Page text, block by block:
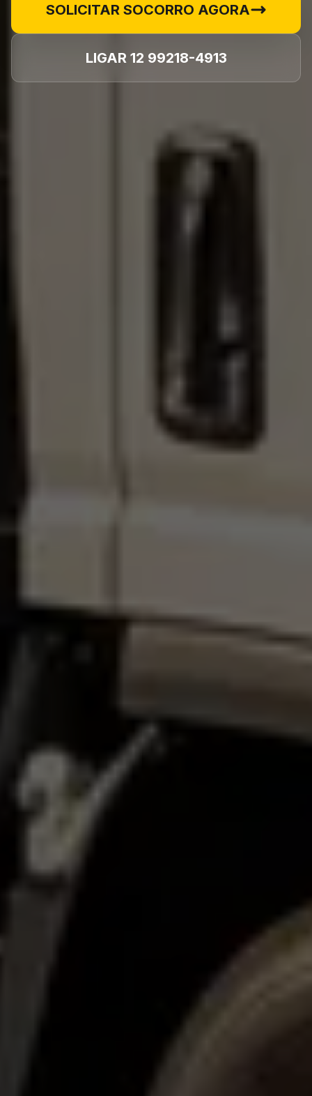
SOLICITAR SOCORRO AGORA
LIGAR 12 99218-4913